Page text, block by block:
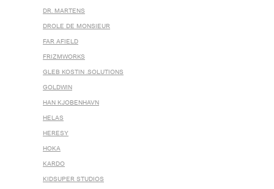
DR. MARTENS
DROLE DE MONSIEUR
FAR AFIELD
FRIZMWORKS
GLEB KOSTIN .SOLUTIONS
GOLDWIN
HAN KJOBENHAVN
HELAS
HERESY
HOKA
KARDO
KIDSUPER STUDIOS